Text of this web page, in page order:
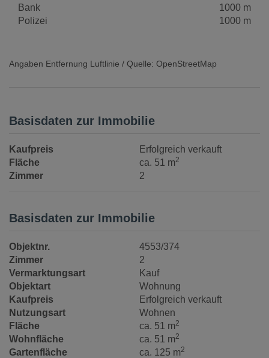
Bank
1000 m
Polizei
1000 m
Angaben Entfernung Luftlinie / Quelle: OpenStreetMap
Basisdaten zur Immobilie
Kaufpreis
Erfolgreich verkauft
Fläche
ca. 51 m2
Zimmer 2
Basisdaten zur Immobilie
Objektnr.
4553/374
Zimmer
2
Vermarktungsart
Kauf
Objektart
Wohnung
Kaufpreis
Erfolgreich verkauft
Nutzungsart
Wohnen
Fläche
ca. 51 m2
Wohnfläche ca. 51 m2
Gartenfläche ca. 125 m2